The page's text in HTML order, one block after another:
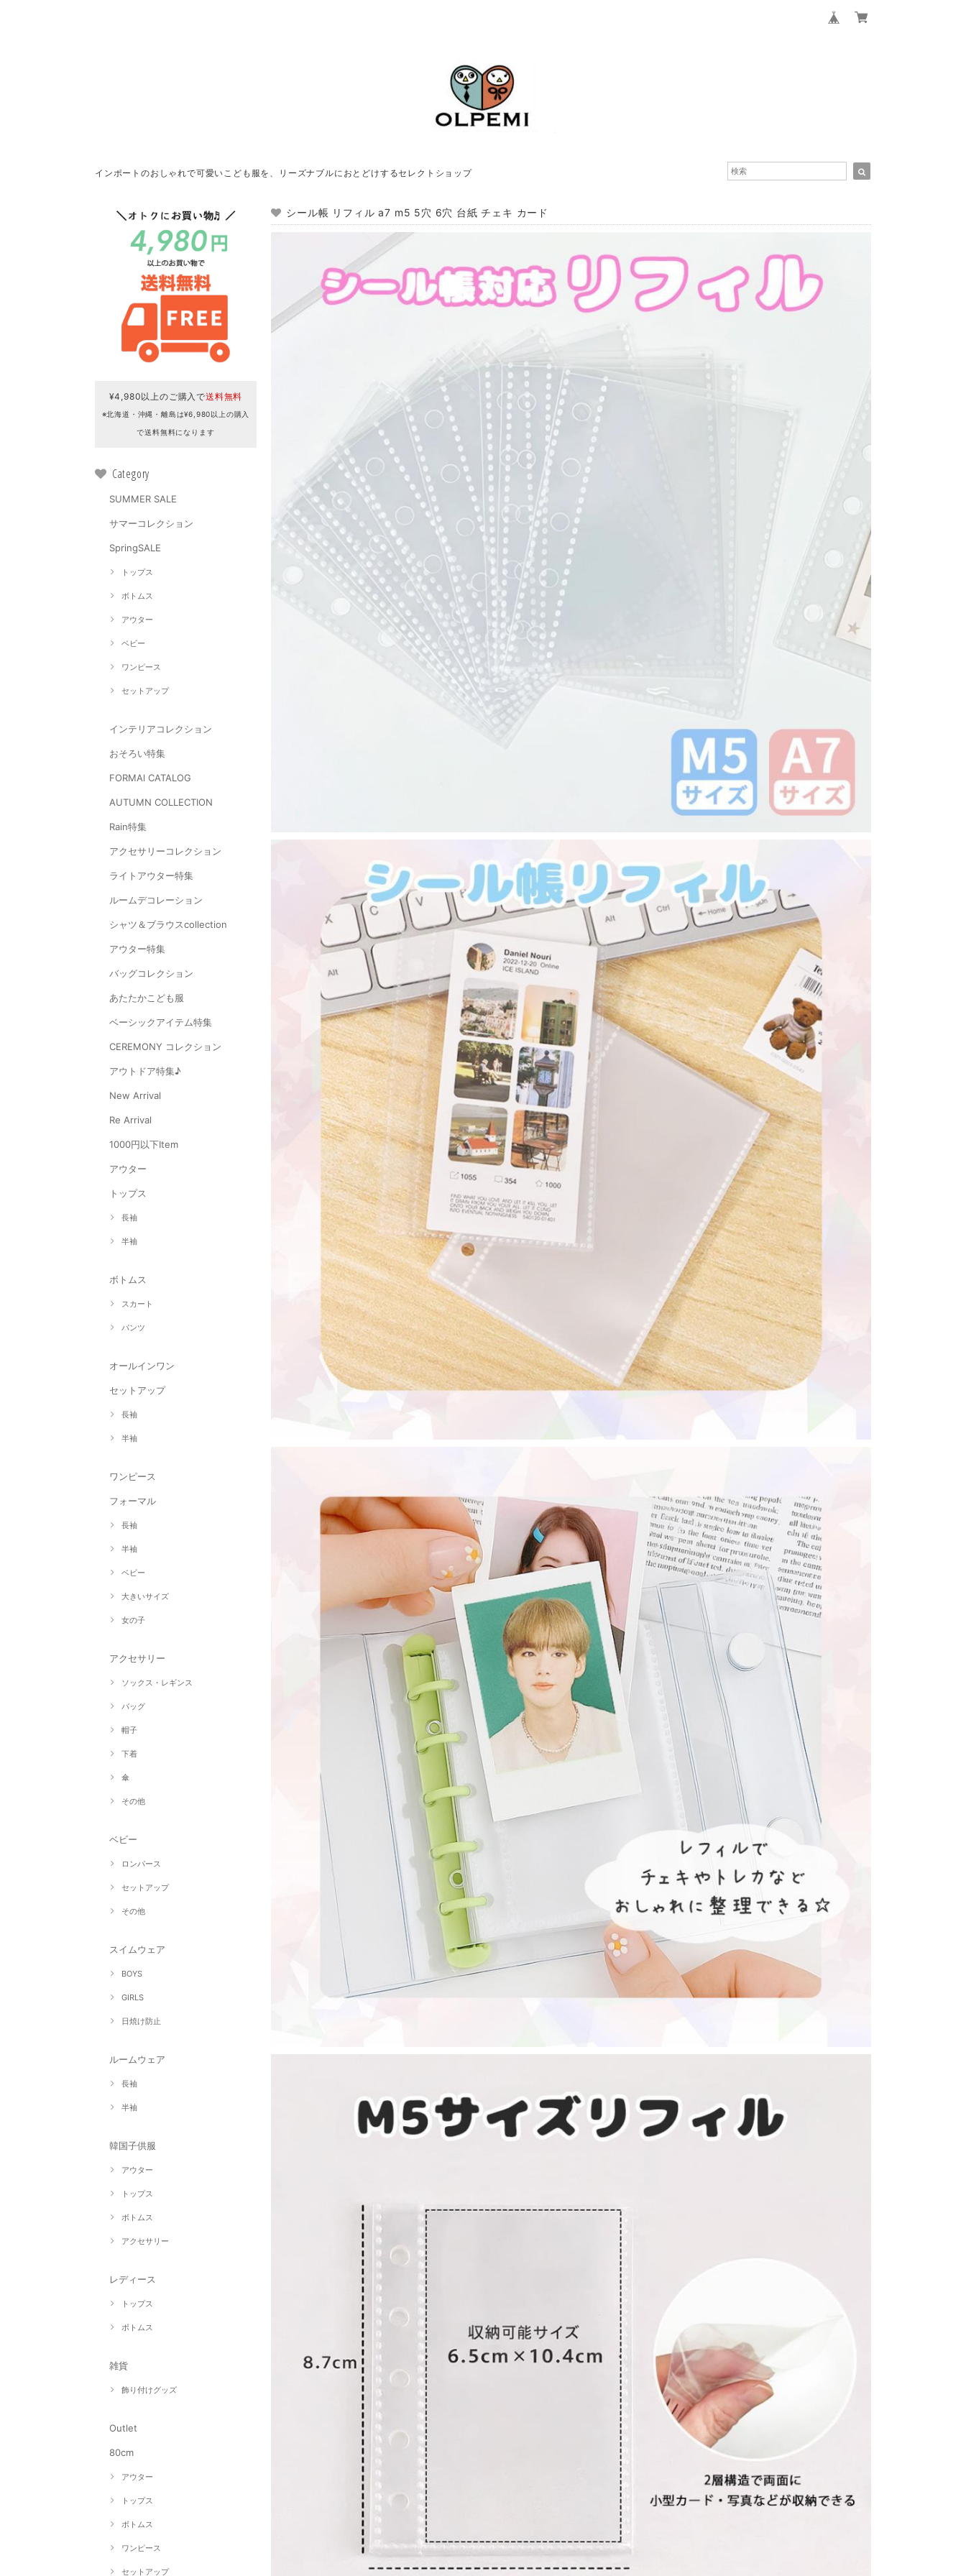
インポートのおしゃれで可愛いこども服を、リーズナブルにおとどけするセレクトショップ
¥4,980以上のご購入で送料無料
※北海道・沖縄・離島は¥6,980以上の購入
で送料無料になります
Category
SUMMER SALE
サマーコレクション
SpringSALE
トップス
ボトムス
アウター
ベビー
ワンピース
セットアップ
インテリアコレクション
おそろい特集
FORMAl CATALOG
AUTUMN COLLECTION
Rain特集
アクセサリーコレクション
ライトアウター特集
ルームデコレーション
シャツ＆ブラウスcollection
アウター特集
バッグコレクション
あたたかこども服
ベーシックアイテム特集
CEREMONY コレクション
アウトドア特集♪
New Arrival
Re Arrival
1000円以下Item
アウター
トップス
長袖
半袖
ボトムス
スカート
パンツ
オールインワン
セットアップ
長袖
半袖
ワンピース
フォーマル
長袖
半袖
ベビー
大きいサイズ
女の子
アクセサリー
ソックス・レギンス
バッグ
帽子
下着
傘
その他
ベビー
ロンパース
セットアップ
その他
スイムウェア
BOYS
GIRLS
日焼け防止
ルームウェア
長袖
半袖
韓国子供服
アウター
トップス
ボトムス
アクセサリー
レディース
トップス
ボトムス
雑貨
飾り付けグッズ
Outlet
80cm
アウター
トップス
ボトムス
ワンピース
セットアップ
シール帳 リフィル a7 m5 5穴 6穴 台紙 チェキ カード